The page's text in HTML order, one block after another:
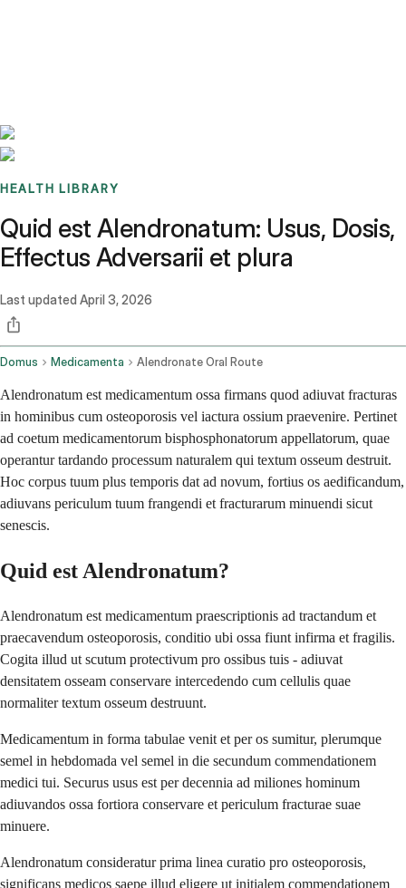
HEALTH LIBRARY
Quid est Alendronatum: Usus, Dosis,
Effectus Adversarii et plura
Last updated April 3, 2026
Domus Medicamenta Alendronate Oral Route
Alendronatum est medicamentum ossa firmans quod adiuvat fracturas
in hominibus cum osteoporosis vel iactura ossium praevenire. Pertinet
ad coetum medicamentorum bisphosphonatorum appellatorum, quae
operantur tardando processum naturalem qui textum osseum destruit.
Hoc corpus tuum plus temporis dat ad novum, fortius os aedificandum,
adiuvans periculum tuum frangendi et fracturarum minuendi sicut
senescis.
Quid est Alendronatum?
Alendronatum est medicamentum praescriptionis ad tractandum et
praecavendum osteoporosis, conditio ubi ossa fiunt infirma et fragilis.
Cogita illud ut scutum protectivum pro ossibus tuis - adiuvat
densitatem osseam conservare intercedendo cum cellulis quae
normaliter textum osseum destruunt.
Medicamentum in forma tabulae venit et per os sumitur, plerumque
semel in hebdomada vel semel in die secundum commendationem
medici tui. Securus usus est per decennia ad miliones hominum
adiuvandos ossa fortiora conservare et periculum fracturae suae
minuere.
Alendronatum consideratur prima linea curatio pro osteoporosis,
significans medicos saepe illud eligere ut initialem commendationem